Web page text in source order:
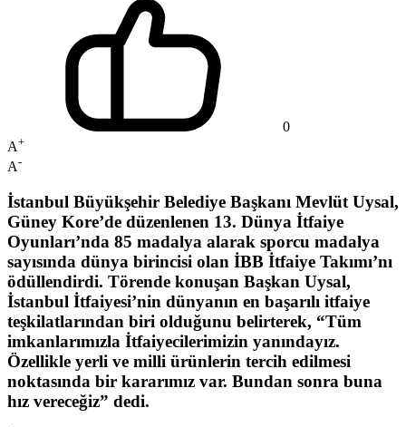
0
A+
A-
İstanbul Büyükşehir Belediye Başkanı Mevlüt Uysal,
Güney Kore’de düzenlenen 13. Dünya İtfaiye
Oyunları’nda 85 madalya alarak sporcu madalya
sayısında dünya birincisi olan İBB İtfaiye Takımı’nı
ödüllendirdi. Törende konuşan Başkan Uysal,
İstanbul İtfaiyesi’nin dünyanın en başarılı itfaiye
teşkilatlarından biri olduğunu belirterek, “Tüm
imkanlarımızla İtfaiyecilerimizin yanındayız.
Özellikle yerli ve milli ürünlerin tercih edilmesi
noktasında bir kararımız var. Bundan sonra buna
hız vereceğiz” dedi.